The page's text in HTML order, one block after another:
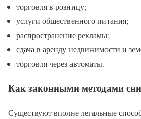
торговля в розницу;
услуги общественного питания;
распространение рекламы;
сдача в аренду недвижимости и
торговля через автоматы.
Как законными методами
Существуют вполне легальные